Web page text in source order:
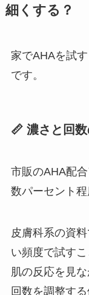
細くする？
家でAHAを試
です。
📏 濃さと回
市販のAHA配合
数パーセント程
皮膚科系の資
い頻度で試すこ
肌の反応を見な
回数を調整する